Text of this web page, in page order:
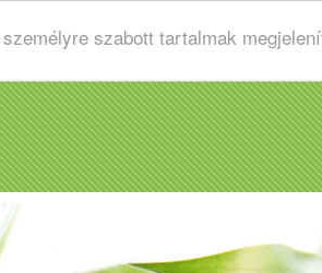
szabott tartalmak